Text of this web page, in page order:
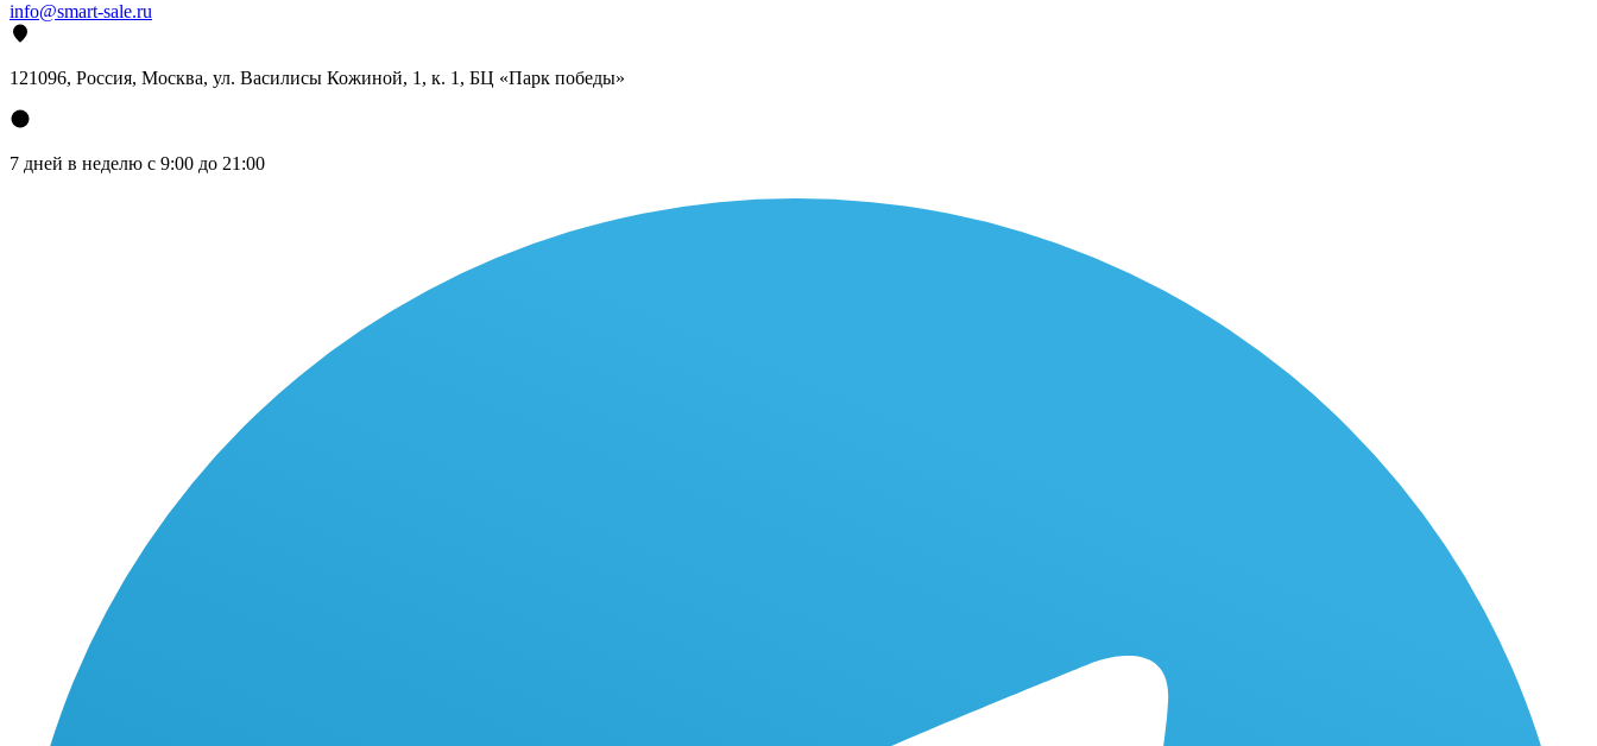
info@smart-sale.ru
121096, Россия, Москва, ул. Василисы Кожиной, 1, к. 1, БЦ «Парк победы»
7 дней в неделю с 9:00 до 21:00